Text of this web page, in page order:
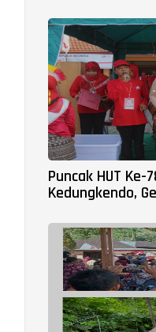
Puncak HUT Ke-
Kedungkendo,